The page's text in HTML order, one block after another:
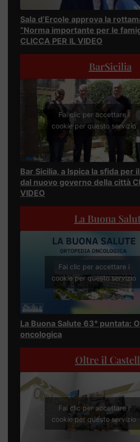
Sala d’Ercole approva la
“Norma importante per le
CLICCA PER IL VIDEO
BarSicilia
Fai clic per accettare i
cookie per questo servizio
Bar Sicilia, a Ispica la sfida per
dal nuovo governo della città
VIDEO
La Buona
Fai clic per accettare i
cookie per questo servizio
La Buona Salute 63° puntata:
oncologica
Oltre il
Fai clic per accettare i
cookie per questo servizio